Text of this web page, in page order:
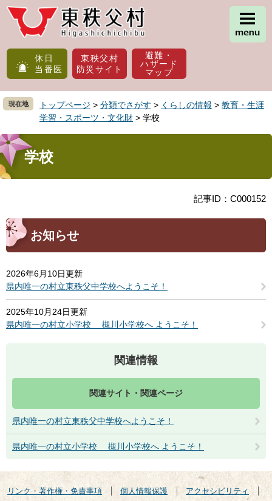
ペ
す
。
メ
し
て
文
へ
休日
当番医
東秩父村
防災サイト
避難・
ハザード
マップ
現在地 トップページ > 分類でさがす > くらしの情報 > 教育・生涯
学習・スポーツ・文化財 > 学校
本
文
学校
記事ID：C000152
お知らせ
2026年6月10日更新
県内唯一の村立東秩父中学校へようこそ！
2025年10月24日更新
県内唯一の村立小学校 槻川小学校へ ようこそ！
関連情報
関連サイト・関連ページ
県内唯一の村立東秩父中学校へようこそ！
県内唯一の村立小学校 槻川小学校へ ようこそ！
リンク・著作権・免責事項 個人情報保護
アクセシビリティ